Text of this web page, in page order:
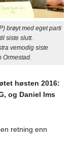
brøyt med eget parti
siste slutt.
vemodig siste
høsten 2016:
og Daniel Ims
retning enn